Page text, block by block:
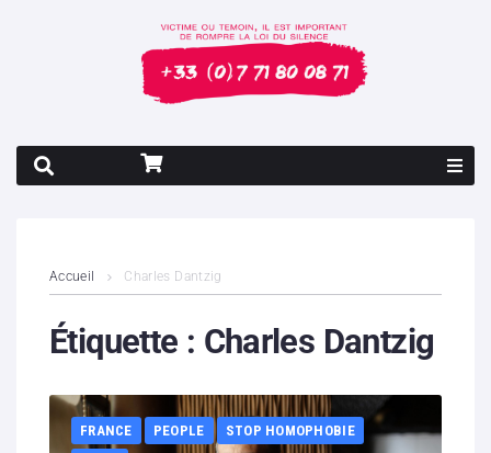
Contenus litigieux
Boutique
Accueil Charles Dantzig
Étiquette : Charles Dantzig
FRANCE PEOPLE
STOP HOMOPHOBIE